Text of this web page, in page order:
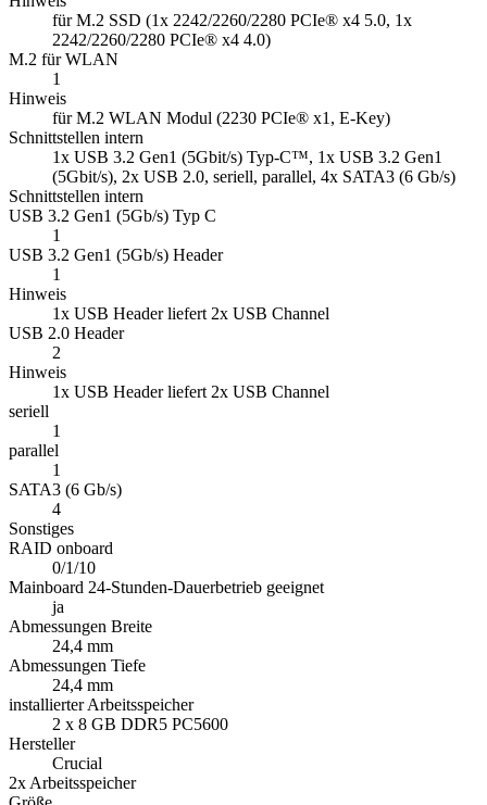
für M.2 SSD (1x 2242/2260/2280 PCIe® x4 5.0, 1x
2242/2260/2280 PCIe® x4 4.0)
M.2 für WLAN
1
Hinweis
für M.2 WLAN Modul (2230 PCIe® x1, E-Key)
Schnittstellen intern
1x USB 3.2 Gen1 (5Gbit/s) Typ-C™, 1x USB 3.2 Gen1
(5Gbit/s), 2x USB 2.0, seriell, parallel, 4x SATA3 (6 Gb/s)
Schnittstellen intern
USB 3.2 Gen1 (5Gb/s) Typ C
1
USB 3.2 Gen1 (5Gb/s) Header
1
Hinweis
1x USB Header liefert 2x USB Channel
USB 2.0 Header
2
Hinweis
1x USB Header liefert 2x USB Channel
seriell
1
parallel
1
SATA3 (6 Gb/s)
4
Sonstiges
RAID onboard
0/1/10
Mainboard 24-Stunden-Dauerbetrieb geeignet
ja
Abmessungen Breite
24,4 mm
Abmessungen Tiefe
24,4 mm
installierter Arbeitsspeicher
2 x 8 GB DDR5 PC5600
Hersteller
Crucial
2x Arbeitsspeicher